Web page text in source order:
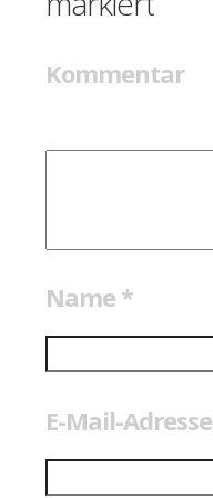
Kommentar
Name *
E-Mail-